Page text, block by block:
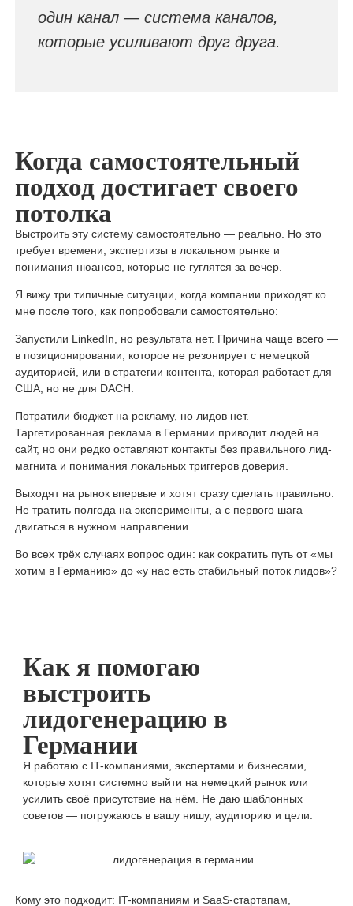
один канал — система каналов,
которые усиливают друг друга.
Когда самостоятельный
подход достигает своего
потолка
Выстроить эту систему самостоятельно — реально. Но это
требует времени, экспертизы в локальном рынке и
понимания нюансов, которые не гуглятся за вечер.
Я вижу три типичные ситуации, когда компании приходят ко
мне после того, как попробовали самостоятельно:
Запустили LinkedIn, но результата нет. Причина чаще всего —
в позиционировании, которое не резонирует с немецкой
аудиторией, или в стратегии контента, которая работает для
США, но не для DACH.
Потратили бюджет на рекламу, но лидов нет.
Таргетированная реклама в Германии приводит людей на
сайт, но они редко оставляют контакты без правильного лид-
магнита и понимания локальных триггеров доверия.
Выходят на рынок впервые и хотят сразу сделать правильно.
Не тратить полгода на эксперименты, а с первого шага
двигаться в нужном направлении.
Во всех трёх случаях вопрос один: как сократить путь от «мы
хотим в Германию» до «у нас есть стабильный поток лидов»?
Как я помогаю
выстроить
лидогенерацию в
Германии
Я работаю с IT-компаниями, экспертами и бизнесами,
которые хотят системно выйти на немецкий рынок или
усилить своё присутствие на нём. Не даю шаблонных
советов — погружаюсь в вашу нишу, аудиторию и цели.
Кому это подходит: IT-компаниям и SaaS-стартапам,